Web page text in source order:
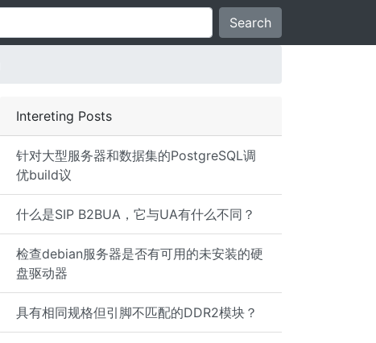
Search
Intereting Posts
针对大型服务器和数据集的PostgreSQL调
优build议
什么是SIP B2BUA，它与UA有什么不同？
检查debian服务器是否有可用的未安装的硬
盘驱动器
具有相同规格但引脚不匹配的DDR2模块？